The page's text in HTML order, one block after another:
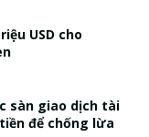
USD cho
sàn giao dịch tài
để chống lừa